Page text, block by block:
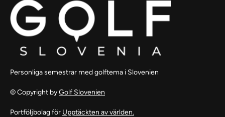
Personliga semestrar med golftema i Slovenien
© Copyright byGolf Slovenien
Portföljbolag för Upptäckten av världen.